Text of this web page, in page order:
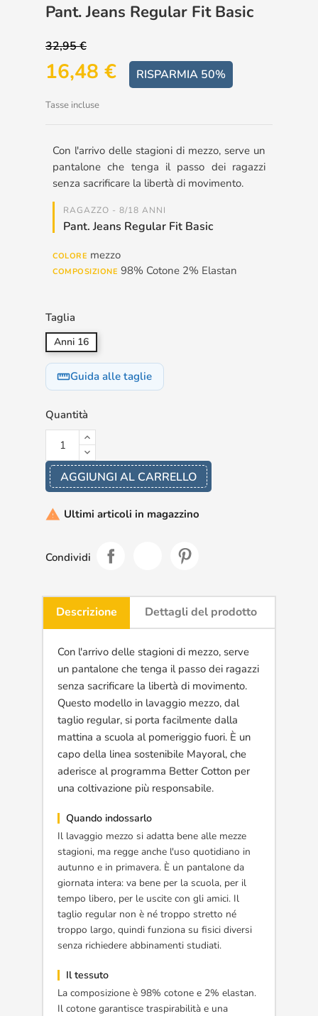
Pant. Jeans Regular Fit Basic
32,95 €
16,48 € RISPARMIA 50%
Tasse incluse
Con l'arrivo delle stagioni di mezzo, serve un
pantalone che tenga il passo dei ragazzi
senza sacrificare la libertà di movimento.
RAGAZZO - 8/18 ANNI
Pant. Jeans Regular Fit Basic
COLORE mezzo
COMPOSIZIONE 98% Cotone 2% Elastan
Taglia
Anni 16
straightenGuida alle taglie
Quantità
AGGIUNGI AL CARRELLO
 Ultimi articoli in magazzino
Condividi
Descrizione Dettagli del prodotto
Con l'arrivo delle stagioni di mezzo, serve
un pantalone che tenga il passo dei ragazzi
senza sacrificare la libertà di movimento.
Questo modello in lavaggio mezzo, dal
taglio regular, si porta facilmente dalla
mattina a scuola al pomeriggio fuori. È un
capo della linea sostenibile Mayoral, che
aderisce al programma Better Cotton per
una coltivazione più responsabile.
Quando indossarlo
Il lavaggio mezzo si adatta bene alle mezze
stagioni, ma regge anche l'uso quotidiano in
autunno e in primavera. È un pantalone da
giornata intera: va bene per la scuola, per il
tempo libero, per le uscite con gli amici. Il
taglio regular non è né troppo stretto né
troppo largo, quindi funziona su fisici diversi
senza richiedere abbinamenti studiati.
Il tessuto
La composizione è 98% cotone e 2% elastan.
Il cotone garantisce traspirabilità e una